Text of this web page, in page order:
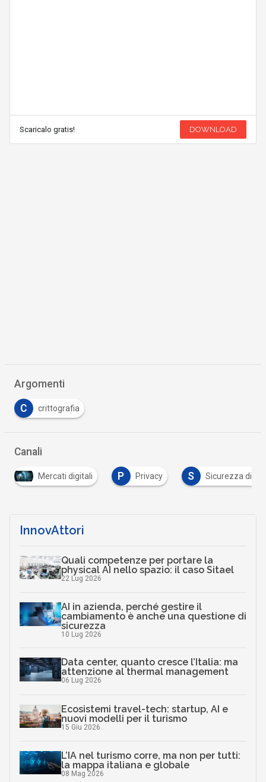
Scaricalo gratis! DOWNLOAD
Argomenti
C crittografia
Canali
Mercati digitali P Privacy S Sicurezza digitale
InnovAttori
Quali competenze per portare la
physical AI nello spazio: il caso Sitael
22 Lug 2026
AI in azienda, perché gestire il
cambiamento è anche una questione di
sicurezza
10 Lug 2026
Data center, quanto cresce l’Italia: ma
attenzione al thermal management
06 Lug 2026
Ecosistemi travel-tech: startup, AI e
nuovi modelli per il turismo
15 Giu 2026
L’IA nel turismo corre, ma non per tutti:
la mappa italiana e globale
08 Mag 2026